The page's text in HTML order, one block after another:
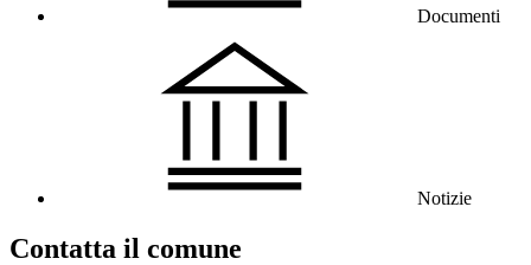
Documenti
Notizie
Contatta il comune